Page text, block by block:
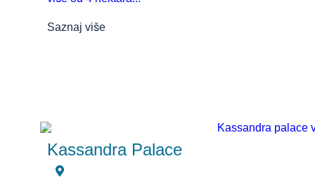
Saznaj više
Kassandra Palace